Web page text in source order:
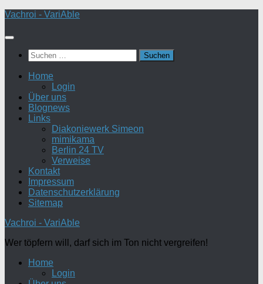
Zum
springen
Vachroi - VariAble
Suchen
nach:
Home
Login
Über uns
Blognews
Links
Diakoniewerk Simeon
mimikama
Berlin 24 TV
Verweise
Kontakt
Impressum
Datenschutzerklärung
Sitemap
Vachroi - VariAble
Wer töpfern will, darf sich im Ton nicht vergreifen!
Home
Login